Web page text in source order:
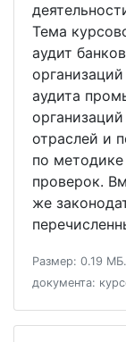
Тема
аудит
аудита
отраслей и
по
проверок.
же
Размер: 0.19 МБ.
документа: